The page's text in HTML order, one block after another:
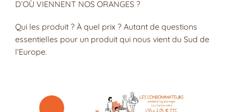
D’OÙ VIENNENT NOS ORANGES ?
Qui les produit ? À quel prix ? Autant de questions
essentielles pour un produit qui nous vient du Sud de
l’Europe.